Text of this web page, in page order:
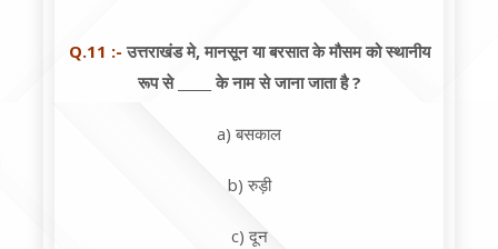
Q.11 :- उत्तराखंड मे, मानसून या बरसात के मौसम को स्थानीय
रूप से _____ के नाम से जाना जाता है ?
a) बसकाल
b) रुड़ी
c) दून